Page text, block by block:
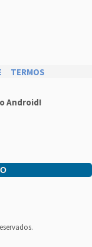
TERMOS
Android!